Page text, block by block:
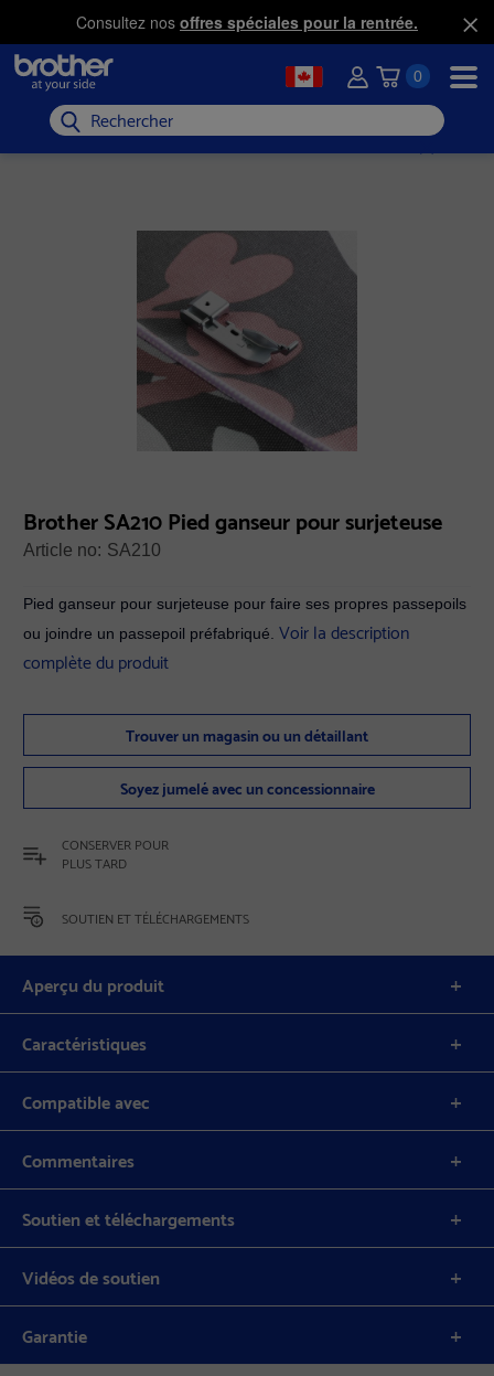
Consultez nos offres spéciales pour la rentrée.
0
Rechercher
Brother SA210 Pied ganseur pour surjeteuse
Article no: SA210
Pied ganseur pour surjeteuse pour faire ses propres passepoils
ou joindre un passepoil préfabriqué.Voir la description
complète du produit
Trouver un magasin ou un détaillant
Soyez jumelé avec un concessionnaire
CONSERVER POUR
PLUS TARD
SOUTIEN ET TÉLÉCHARGEMENTS
Aperçu du produit
Caractéristiques
Compatible avec
Commentaires
Soutien et téléchargements
Vidéos de soutien
Garantie